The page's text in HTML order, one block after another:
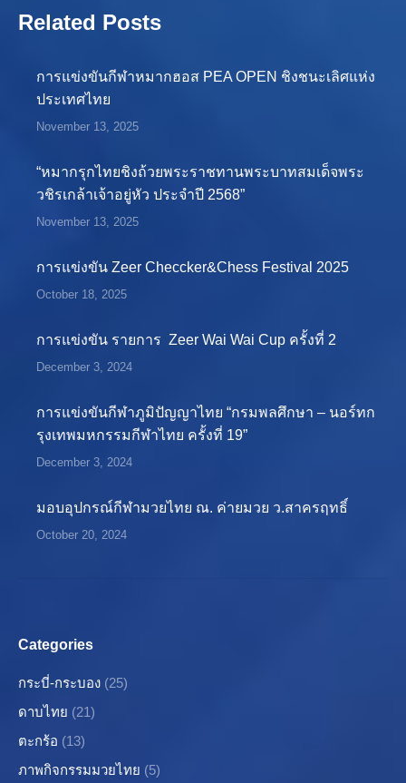
Related Posts
การแข่งขันกีฬาหมากฮอส PEA OPEN ชิงชนะเลิศแห่ง
ประเทศไทย
November 13, 2025
“หมากรุกไทยชิงถ้วยพระราชทานพระบาทสมเด็จพระ
วชิรเกล้าเจ้าอยู่หัว ประจำปี 2568”
November 13, 2025
การแข่งขัน Zeer Checcker&Chess Festival 2025
October 18, 2025
การแข่งขัน รายการ Zeer Wai Wai Cup ครั้งที่ 2
December 3, 2024
การแข่งขันกีฬาภูมิปัญญาไทย “กรมพลศึกษา – นอร์ทก
รุงเทพมหกรรมกีฬาไทย ครั้งที่ 19”
December 3, 2024
มอบอุปกรณ์กีฬามวยไทย ณ. ค่ายมวย ว.สาครฤทธิ์
October 20, 2024
Categories
กระบี่-กระบอง (25)
ดาบไทย (21)
ตะกร้อ (13)
ภาพกิจกรรมมวยไทย (5)